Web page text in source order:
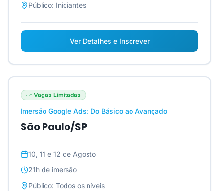
Público: Iniciantes
Ver Detalhes e Inscrever
Vagas Limitadas
Imersão Google Ads: Do Básico ao Avançado
São Paulo/SP
10, 11 e 12 de Agosto
21h de imersão
Público: Todos os níveis